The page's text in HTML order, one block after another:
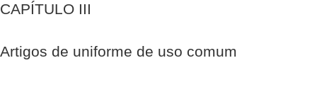
CAPÍTULO III
Artigos de uniforme de uso comum